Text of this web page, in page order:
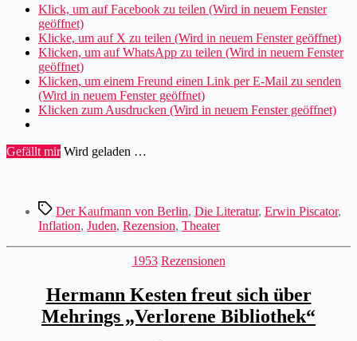
Klick, um auf Facebook zu teilen (Wird in neuem Fenster
geöffnet)
Klicke, um auf X zu teilen (Wird in neuem Fenster geöffnet)
Klicken, um auf WhatsApp zu teilen (Wird in neuem Fenster
geöffnet)
Klicken, um einem Freund einen Link per E-Mail zu senden
(Wird in neuem Fenster geöffnet)
Klicken zum Ausdrucken (Wird in neuem Fenster geöffnet)
Gefällt mir Wird geladen …
Schlagwörter
Der Kaufmann von Berlin, Die Literatur, Erwin Piscator,
Inflation, Juden, Rezension, Theater
Kategorien
1953 Rezensionen
Hermann Kesten freut sich über
Mehrings „Verlorene Bibliothek“